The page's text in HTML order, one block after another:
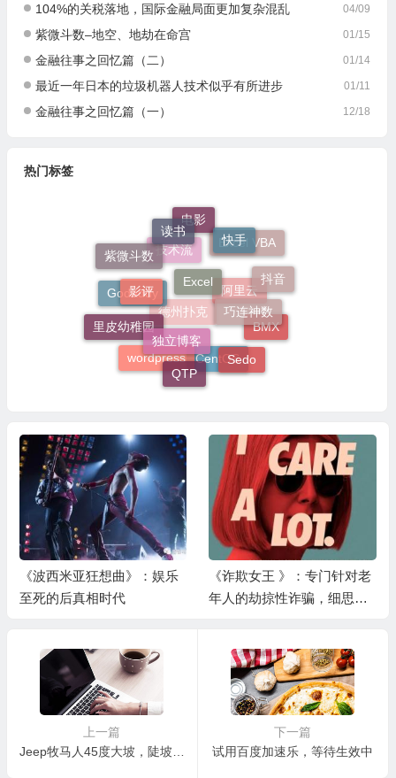
04/09
104%的关税落地，国际金融局面更加复杂混乱
01/15
紫微斗数–地空、地劫在命宫
01/14
金融往事之回忆篇（二）
01/11
最近一年日本的垃圾机器人技术似乎有所进步
12/18
金融往事之回忆篇（一）
热门标签
技术流
电影
Excel VBA
阿里云
德州扑克
Godaddy
紫微斗数
读书
快手
抖音
BMX
CentOS
wordpress
里皮幼稚园
影评
Excel
巧连神数
Sedo
QTP
独立博客
《波西米亚狂想曲》：娱乐
至死的后真相时代
《诈欺女王 》：专门针对老
年人的劫掠性诈骗，细思极
上一篇
下一篇
试用百度加速乐，等待生效中